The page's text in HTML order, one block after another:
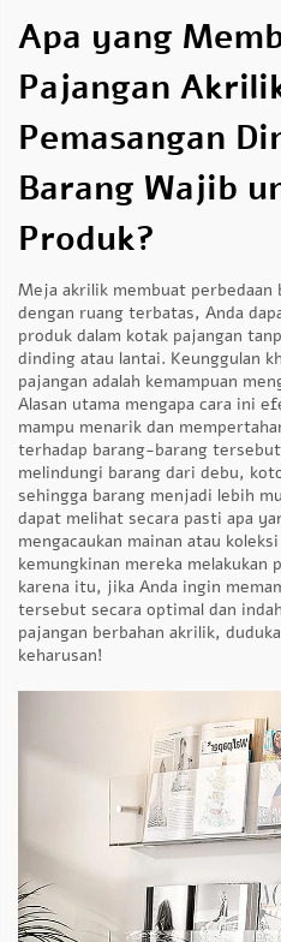
Apa yang
Pajangan
Pemasangan
Barang Wajib
Produk?
Meja akrilik membuat
dengan ruang terbatas, Anda
produk dalam kotak pajangan
dinding atau lantai. Keunggulan
pajangan adalah kemampuan
Alasan utama mengapa cara ini
mampu menarik dan
terhadap barang-barang
melindungi barang dari debu,
sehingga barang menjadi lebih
dapat melihat secara pasti apa
mengacaukan mainan atau
kemungkinan mereka melakukan
karena itu, jika Anda ingin
tersebut secara optimal dan
pajangan berbahan akrilik,
keharusan!